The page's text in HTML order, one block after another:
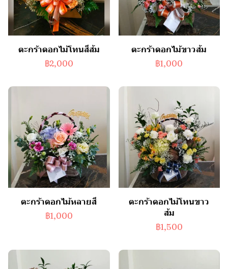
ตะกร้าดอกไม้โทนสีส้ม
฿2,000
ตะกร้าดอกไม้ขาวส้ม
฿1,000
ตะกร้าดอกไม้หลายสี
฿1,000
ตะกร้าดอกไม้โทนขาว
ส้ม
฿1,500